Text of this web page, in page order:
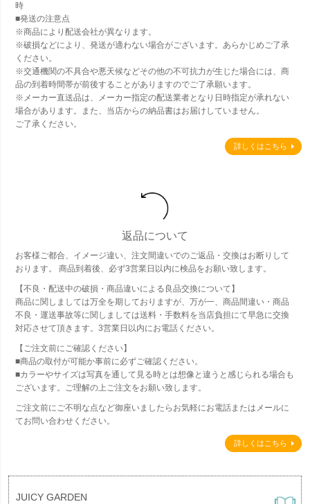
時
■発送の注意点
※商品により配送会社が異なります。
※破損などにより、発送が適わない場合がございます。あらかじめご了承
ください。
※交通機関の不具合や悪天候などその他の不可抗力が生じた場合には、商
品の到着時間帯が前後することがありますのでご了承願います。
※メーカー直送品は、メーカー指定の配送業者となり日時指定が承れない
場合があります。また、当店からの納品書はお届けしていません。
ご了承ください。
詳しくはこちら
返品について
お客様ご都合、イメージ違い、注文間違いでのご返品・交換はお断りして
おります。 商品到着後、必ず3営業日以内に検品をお願い致します。
【不良・配送中の破損・商品違いによる良品交換について】
商品に関しましては万全を期しておりますが、万が一、商品間違い・商品
不良・運送事故等に関しましては送料・手数料を当店負担にて早急に交換
対応させて頂きます。3営業日以内にお電話ください。
【ご注文前にご確認ください】
■商品の取付が可能か事前に必ずご確認ください。
■カラーやサイズは写真を通して見る時とは想像と違うと感じられる場合も
ございます。ご理解の上ご注文をお願い致します。
ご注文前にご不明な点など御座いましたらお気軽にお電話またはメールに
てお問い合わせください。
詳しくはこちら
JUICY GARDEN